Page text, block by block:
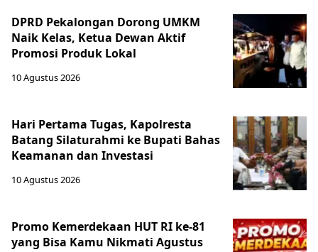
DPRD Pekalongan Dorong UMKM
Naik Kelas, Ketua Dewan Aktif
Promosi Produk Lokal
10 Agustus 2026
Hari Pertama Tugas, Kapolresta
Batang Silaturahmi ke Bupati Bahas
Keamanan dan Investasi
10 Agustus 2026
Promo Kemerdekaan HUT RI ke-81
yang Bisa Kamu Nikmati Agustus